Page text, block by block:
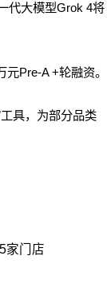
代大模型Grok 4将
Pre-A +轮融资。
具，为部分品类
家门店